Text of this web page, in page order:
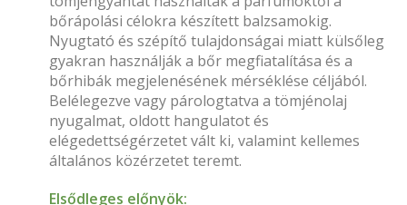
bőrápolási célokra készített balzsamokig.
Nyugtató és szépítő tulajdonságai miatt külsőleg
gyakran használják a bőr megfiatalítása és a
bőrhibák megjelenésének mérséklése céljából.
Belélegezve vagy párologtatva a tömjénolaj
nyugalmat, oldott hangulatot és
elégedettségérzetet vált ki, valamint kellemes
általános közérzetet teremt.
Elsődleges előnyök: